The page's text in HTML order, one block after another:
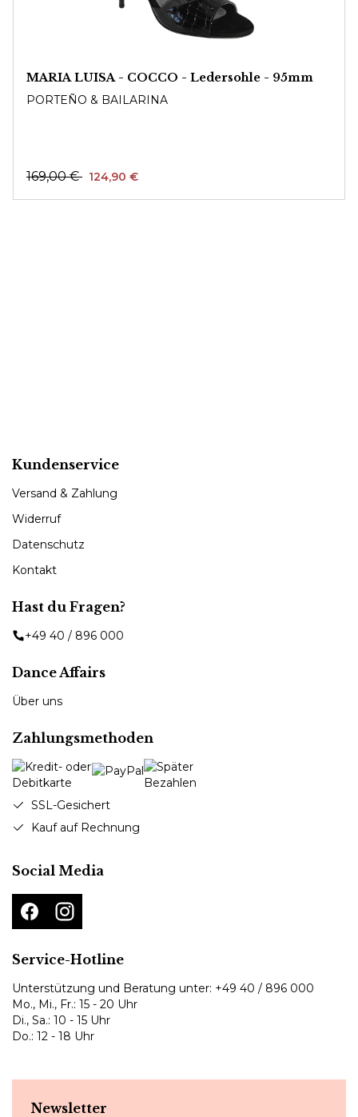
MARIA LUISA - COCCO - Ledersohle - 95mm
PORTEÑO & BAILARINA
169,00 € 124,90 €
Kundenservice
Versand & Zahlung
Widerruf
Datenschutz
Kontakt
Hast du Fragen?
+49 40 / 896 000
Dance Affairs
Über uns
Zahlungsmethoden
SSL-Gesichert
Kauf auf Rechnung
Social Media
Service-Hotline
Unterstützung und Beratung unter: +49 40 / 896 000
Mo., Mi., Fr.: 15 - 20 Uhr
Di., Sa.: 10 - 15 Uhr
Do.: 12 - 18 Uhr
Newsletter